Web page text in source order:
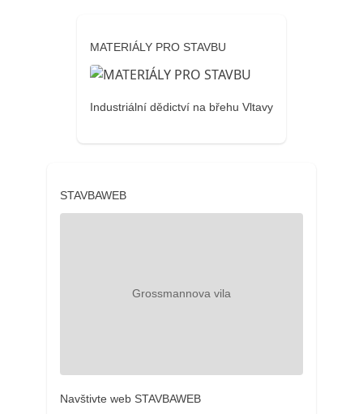
MATERIÁLY PRO STAVBU
Industriální dědictví na břehu Vltavy
STAVBAWEB
Navštivte web STAVBAWEB